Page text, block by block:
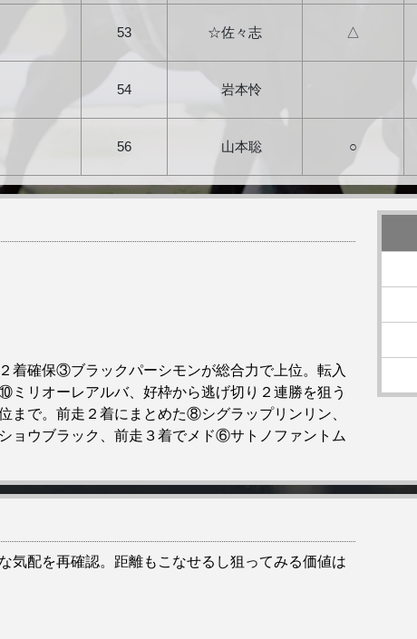
53 ☆佐々志 △
54 岩本怜
56 山本聡 ○
着確保③ブラックパーシモンが総合力で上位。転入
ミリオーレアルバ、好枠から逃げ切り２連勝を狙う
まで。前走２着にまとめた⑧シグラップリンリン、
ョウブラック、前走３着でメド⑥サトノファントム
気配を再確認。距離もこなせるし狙ってみる価値は